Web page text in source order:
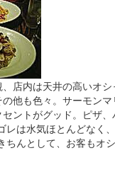
店内は天井の高いオ
他も色々。サーモン
ントがグッド。ピザ
レは水気ほとんどなく
んとして、お客もオ